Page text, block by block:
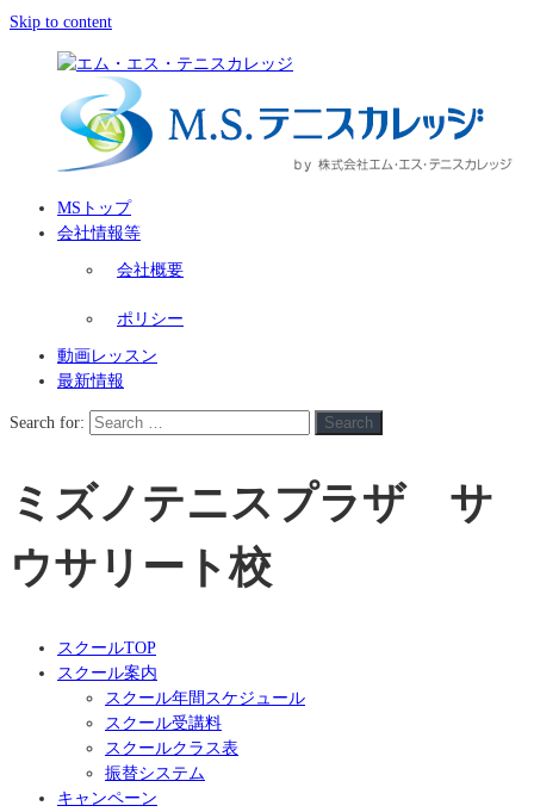
Skip to content
MSトップ
会社情報等
会社概要
ポリシー
動画レッスン
最新情報
Search for: Search
ミズノテニスプラザ サ
ウサリート校
スクールTOP
スクール案内
スクール年間スケジュール
スクール受講料
スクールクラス表
振替システム
キャンペーン